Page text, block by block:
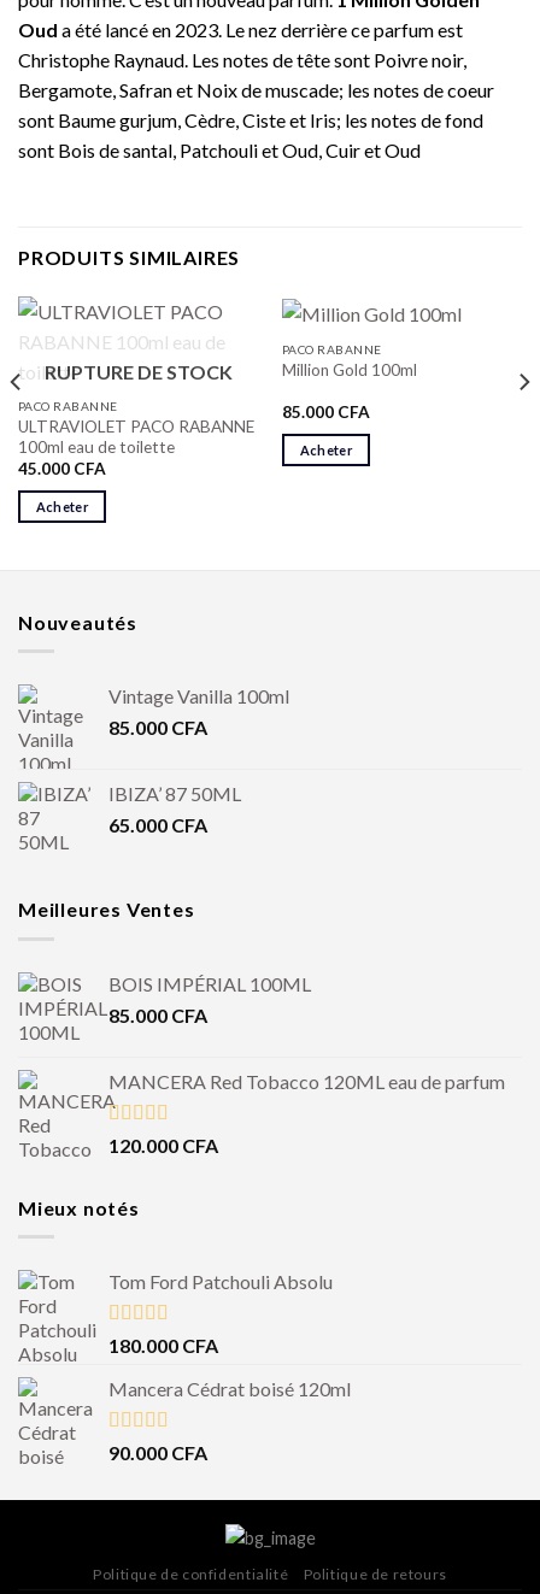
Oud a été lancé en 2023. Le nez derrière ce parfum est
Christophe Raynaud. Les notes de tête sont Poivre noir,
Bergamote, Safran et Noix de muscade; les notes de coeur
sont Baume gurjum, Cèdre, Ciste et Iris; les notes de fond
sont Bois de santal, Patchouli et Oud, Cuir et Oud
PRODUITS SIMILAIRES
RUPTURE DE STOCK
PACO RABANNE
ULTRAVIOLET PACO RABANNE
100ml eau de toilette
45.000 CFA
Acheter
PACO RABANNE
Million Gold 100ml
85.000 CFA
Acheter
Nouveautés
Vintage Vanilla 100ml
85.000 CFA
IBIZA’ 87 50ML
65.000 CFA
Meilleures Ventes
BOIS IMPÉRIAL 100ML
85.000 CFA
MANCERA Red Tobacco 120ML eau de parfum
Note4.50
120.000 CFA
Mieux notés
Tom Ford Patchouli Absolu
Note5.00
180.000 CFA
Mancera Cédrat boisé 120ml
Note5.00
90.000 CFA
Politique de confidentialité Politique de retours